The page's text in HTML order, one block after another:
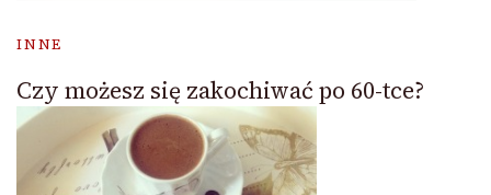
INNE
Czy możesz się zakochiwać po 60-tce?